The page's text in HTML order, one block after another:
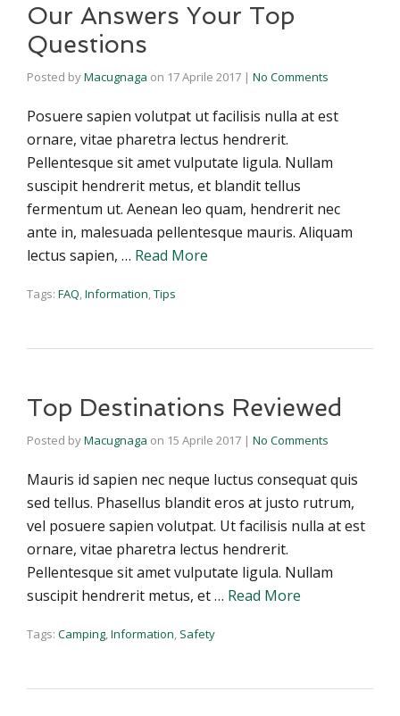
Our Answers Your Top
Questions
Posted byMacugnaga on 17 Aprile 2017 | No Comments
Posuere sapien volutpat ut facilisis nulla at est
ornare, vitae pharetra lectus hendrerit.
Pellentesque sit amet vulputate ligula. Nullam
suscipit hendrerit metus, et blandit tellus
fermentum ut. Aenean leo quam, hendrerit nec
ante in, malesuada pellentesque mauris. Aliquam
lectus sapien, … Read More
Tags: FAQ,Information,Tips
Top Destinations Reviewed
Posted byMacugnaga on 15 Aprile 2017 | No Comments
Mauris id sapien nec neque luctus consequat quis
sed tellus. Phasellus blandit eros at justo rutrum,
vel posuere sapien volutpat. Ut facilisis nulla at est
ornare, vitae pharetra lectus hendrerit.
Pellentesque sit amet vulputate ligula. Nullam
suscipit hendrerit metus, et … Read More
Tags: Camping,Information, Safety